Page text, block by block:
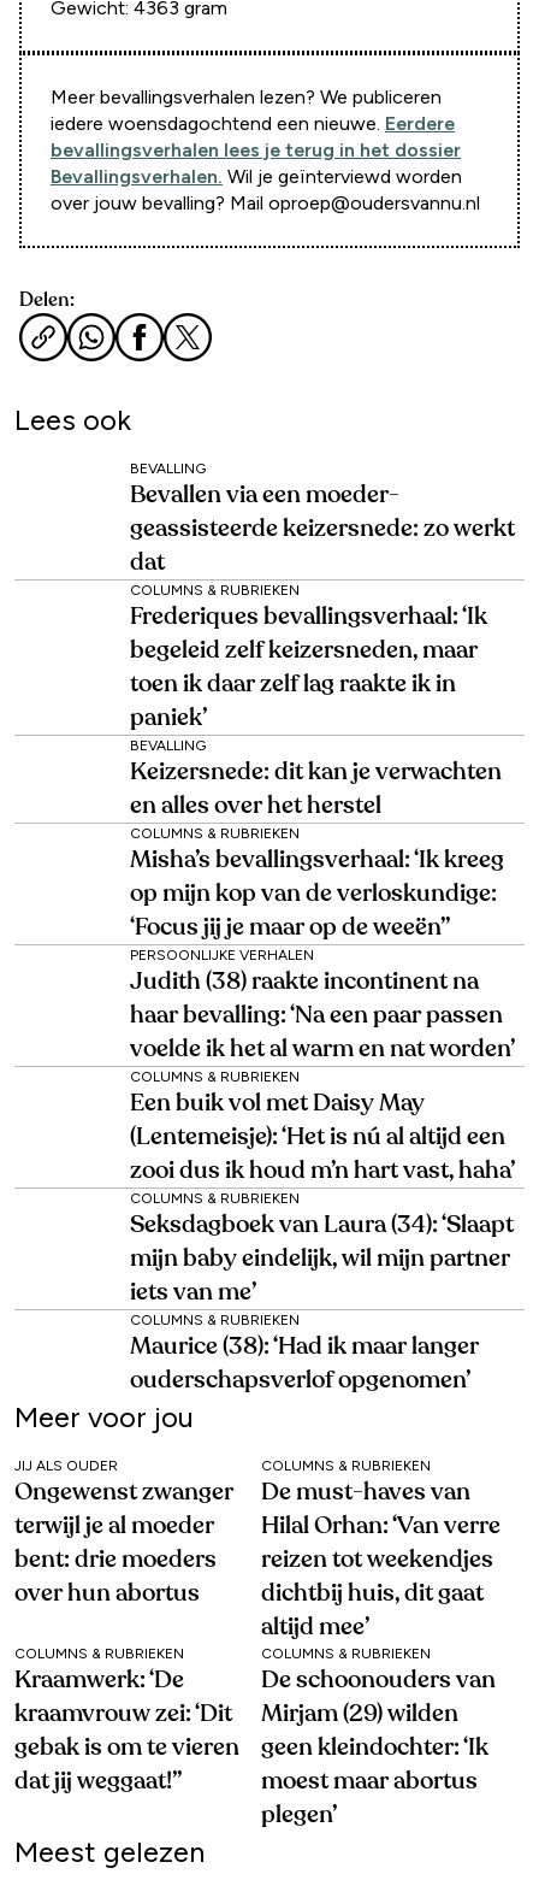
Gewicht: 4363 gram
Meer bevallingsverhalen lezen? We publiceren
iedere woensdagochtend een nieuwe. Eerdere
bevallingsverhalen lees je terug in het dossier
Bevallingsverhalen. Wil je geïnterviewd worden
over jouw bevalling? Mail oproep@oudersvannu.nl
Delen:
Lees ook
BEVALLING
Bevallen via een moeder-
geassisteerde keizersnede: zo werkt
dat
COLUMNS & RUBRIEKEN
Frederiques bevallingsverhaal: ‘Ik
begeleid zelf keizersneden, maar
toen ik daar zelf lag raakte ik in
paniek’
BEVALLING
Keizersnede: dit kan je verwachten
en alles over het herstel
COLUMNS & RUBRIEKEN
Misha’s bevallingsverhaal: ‘Ik kreeg
op mijn kop van de verloskundige:
‘Focus jij je maar op de weeën’’
PERSOONLIJKE VERHALEN
Judith (38) raakte incontinent na
haar bevalling: ‘Na een paar passen
voelde ik het al warm en nat worden’
COLUMNS & RUBRIEKEN
Een buik vol met Daisy May
(Lentemeisje): ‘Het is nú al altijd een
zooi dus ik houd m’n hart vast, haha’
COLUMNS & RUBRIEKEN
Seksdagboek van Laura (34): ‘Slaapt
mijn baby eindelijk, wil mijn partner
iets van me’
COLUMNS & RUBRIEKEN
Maurice (38): ‘Had ik maar langer
ouderschapsverlof opgenomen’
Meer voor jou
JIJ ALS OUDER
Ongewenst zwanger
terwijl je al moeder
bent: drie moeders
over hun abortus
COLUMNS & RUBRIEKEN
De must-haves van
Hilal Orhan: ‘Van verre
reizen tot weekendjes
dichtbij huis, dit gaat
altijd mee’
COLUMNS & RUBRIEKEN
Kraamwerk: ‘De
kraamvrouw zei: ‘Dit
gebak is om te vieren
dat jij weggaat!’’
COLUMNS & RUBRIEKEN
De schoonouders van
Mirjam (29) wilden
geen kleindochter: ‘Ik
moest maar abortus
plegen’
Meest gelezen